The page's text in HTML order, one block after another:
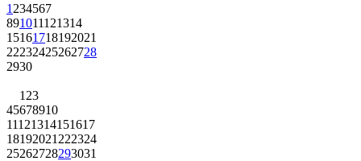
1 234567
891011121314
15161718192021
22232425262728
2930
1 23
45678910
11121314151617
18192021 222324
25262728293031